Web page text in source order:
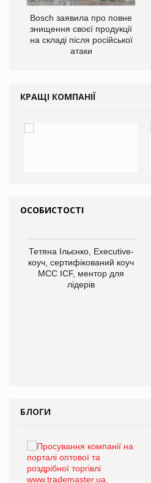
Bosch заявила про повне
знищення своєї продукції
на складі після російської
атаки
КРАЩІ КОМПАНІЇ
ОСОБИСТОСТІ
Тетяна Ільєнко, Executive-
коуч, сертифікований коуч
МСС ICF, ментор для
лідерів
БЛОГИ